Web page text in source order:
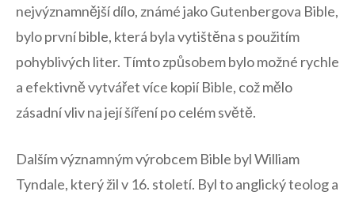
nejvýznamnější dílo, známé ⁣jako​ Gutenbergova Bible,
bylo ⁣první bible, ‍která ⁢byla vytištěna s použitím​
pohyblivých liter.‍ Tímto způsobem bylo možné rychle
a efektivně vytvářet více kopií⁢ Bible, což mělo⁤
zásadní vliv na⁢ její šíření po celém světě.
Dalším významným výrobcem‍ Bible byl William
Tyndale, který⁤ žil v 16.⁤ století. Byl to anglický teolog a